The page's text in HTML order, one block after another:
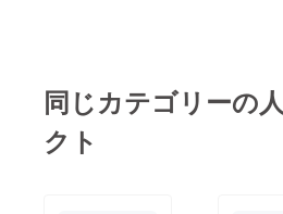
同じカテゴリーの
クト